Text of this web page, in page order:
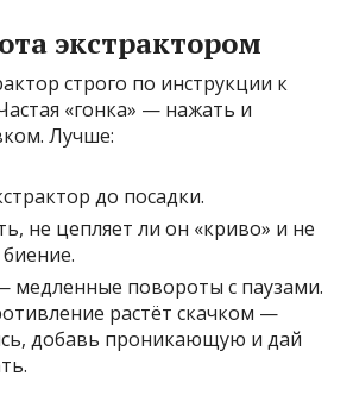
экстрактором
строго по инструкции к
«гонка» — нажать и
Лучше:
до посадки.
не цепляет ли он «криво» и не
биение.
повороты с паузами.
растёт скачком —
добавь проникающую и дай